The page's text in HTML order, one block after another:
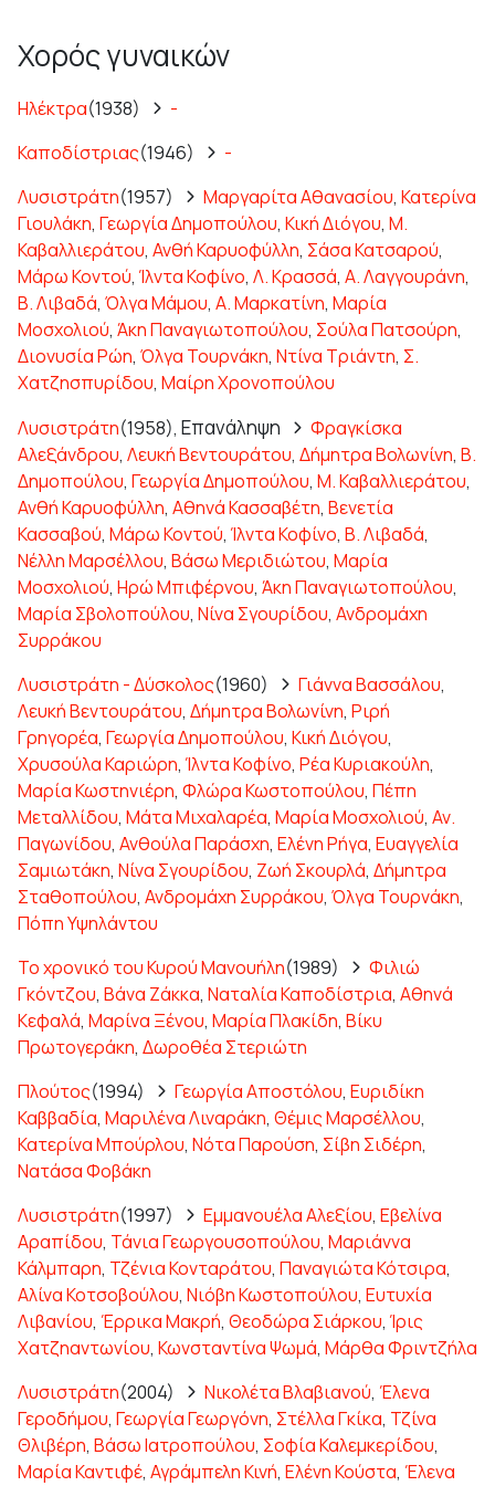
Χορός γυναικών
Ηλέκτρα(1938)
-
Καποδίστριας(1946)
-
Λυσιστράτη(1957) Μαργαρίτα Αθανασίου, Κατερίνα
Γιουλάκη, Γεωργία Δημοπούλου, Κική Διόγου, Μ.
Καβαλλιεράτου, Ανθή Καρυοφύλλη, Σάσα Κατσαρού,
Μάρω Κοντού, Ίλντα Κοφίνο, Λ. Κρασσά, Α. Λαγγουράνη,
Β. Λιβαδά, Όλγα Μάμου, Α. Μαρκατίνη, Μαρία
Μοσχολιού, Άκη Παναγιωτοπούλου, Σούλα Πατσούρη,
Διονυσία Ρώη, Όλγα Τουρνάκη, Ντίνα Τριάντη, Σ.
Χατζησπυρίδου, Μαίρη Χρονοπούλου
Λυσιστράτη(1958), Επανάληψη
Φραγκίσκα
Αλεξάνδρου, Λευκή Βεντουράτου, Δήμητρα Βολωνίνη, Β.
Δημοπούλου, Γεωργία Δημοπούλου, Μ. Καβαλλιεράτου,
Ανθή Καρυοφύλλη, Αθηνά Κασσαβέτη, Βενετία
Κασσαβού, Μάρω Κοντού, Ίλντα Κοφίνο, Β. Λιβαδά,
Νέλλη Μαρσέλλου, Βάσω Μεριδιώτου, Μαρία
Μοσχολιού, Ηρώ Μπιφέρνου, Άκη Παναγιωτοπούλου,
Μαρία Σβολοπούλου, Νίνα Σγουρίδου, Ανδρομάχη
Συρράκου
Λυσιστράτη - Δύσκολος(1960) Γιάννα Βασσάλου,
Λευκή Βεντουράτου, Δήμητρα Βολωνίνη, Ριρή
Γρηγορέα, Γεωργία Δημοπούλου, Κική Διόγου,
Χρυσούλα Καριώρη, Ίλντα Κοφίνο, Ρέα Κυριακούλη,
Μαρία Κωστηνιέρη, Φλώρα Κωστοπούλου, Πέπη
Μεταλλίδου, Μάτα Μιχαλαρέα, Μαρία Μοσχολιού, Αν.
Παγωνίδου, Ανθούλα Παράσχη, Ελένη Ρήγα, Ευαγγελία
Σαμιωτάκη, Νίνα Σγουρίδου, Ζωή Σκουρλά, Δήμητρα
Σταθοπούλου, Ανδρομάχη Συρράκου, Όλγα Τουρνάκη,
Πόπη Υψηλάντου
Το χρονικό του Κυρού Μανουήλη(1989)
Φιλιώ
Γκόντζου, Βάνα Ζάκκα, Ναταλία Καποδίστρια, Αθηνά
Κεφαλά, Μαρίνα Ξένου, Μαρία Πλακίδη, Βίκυ
Πρωτογεράκη, Δωροθέα Στεριώτη
Πλούτος(1994) Γεωργία Αποστόλου, Ευριδίκη
Καββαδία, Μαριλένα Λιναράκη, Θέμις Μαρσέλλου,
Κατερίνα Μπούρλου, Νότα Παρούση, Σίβη Σιδέρη,
Νατάσα Φοβάκη
Λυσιστράτη(1997) Εμμανουέλα Αλεξίου, Εβελίνα
Αραπίδου, Τάνια Γεωργουσοπούλου, Μαριάννα
Κάλμπαρη, Τζένια Κονταράτου, Παναγιώτα Κότσιρα,
Αλίνα Κοτσοβούλου, Νιόβη Κωστοπούλου, Ευτυχία
Λιβανίου, Έρρικα Μακρή, Θεοδώρα Σιάρκου, Ίρις
Χατζηαντωνίου, Κωνσταντίνα Ψωμά, Μάρθα Φριντζήλα
Λυσιστράτη(2004) Νικολέτα Βλαβιανού, Έλενα
Γεροδήμου, Γεωργία Γεωργόνη, Στέλλα Γκίκα, Τζίνα
Θλιβέρη, Βάσω Ιατροπούλου, Σοφία Καλεμκερίδου,
Μαρία Καντιφέ, Αγράμπελη Κινή, Ελένη Κούστα, Έλενα